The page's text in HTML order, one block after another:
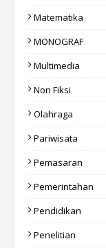
Matematika
MONOGRAF
Multimedia
Non Fiksi
Olahraga
Pariwisata
Pemasaran
Pemerintahan
Pendidikan
Penelitian